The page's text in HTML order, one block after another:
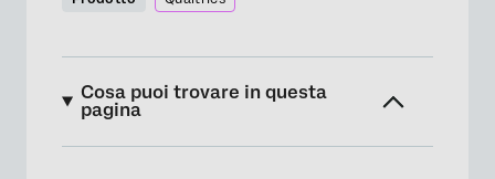
Cosa puoi trovare in questa
pagina